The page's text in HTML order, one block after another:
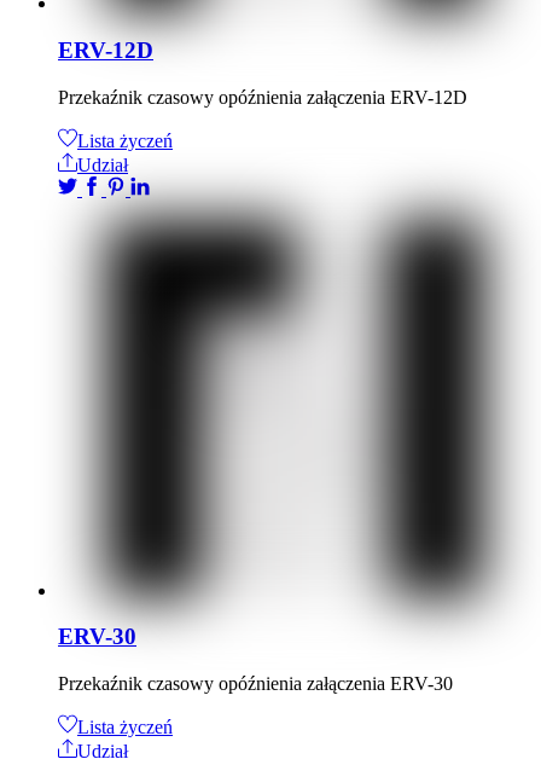
ERV-12D
Przekaźnik czasowy opóźnienia załączenia ERV-12D
Lista życzeń
Udział
ERV-30
Przekaźnik czasowy opóźnienia załączenia ERV-30
Lista życzeń
Udział